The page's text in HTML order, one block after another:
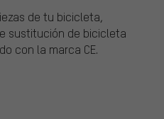
de tu bicicleta,
sustitución de bicicleta
con la marca CE.